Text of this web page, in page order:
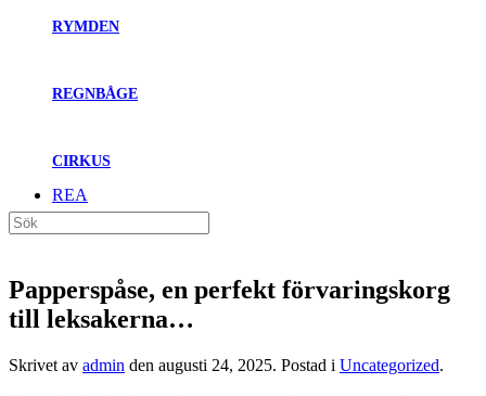
RYMDEN
REGNBÅGE
CIRKUS
REA
Papperspåse, en perfekt förvaringskorg
till leksakerna…
Skrivet av admin den augusti 24, 2025. Postad i Uncategorized.